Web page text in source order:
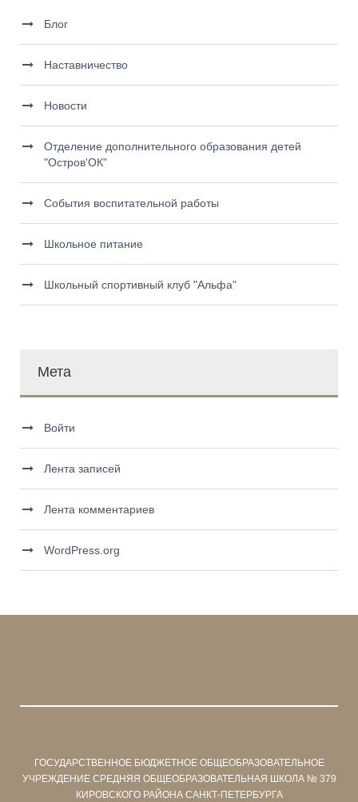
Блог
Наставничество
Новости
Отделение дополнительного образования детей
"Остров'ОК"
События воспитательной работы
Школьное питание
Школьный спортивный клуб "Альфа"
Мета
Войти
Лента записей
Лента комментариев
WordPress.org
ГОСУДАРСТВЕННОЕ БЮДЖЕТНОЕ ОБЩЕОБРАЗОВАТЕЛЬНОЕ
УЧРЕЖДЕНИЕ СРЕДНЯЯ ОБЩЕОБРАЗОВАТЕЛЬНАЯ ШКОЛА № 379
КИРОВСКОГО РАЙОНА САНКТ-ПЕТЕРБУРГА